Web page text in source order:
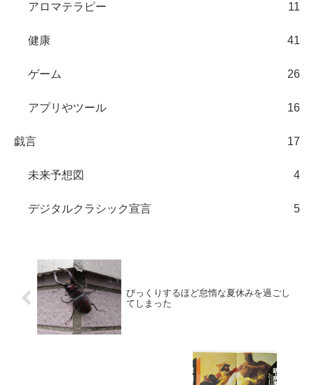
アロマテラピー 11
健康 41
ゲーム 26
アプリやツール 16
戯言 17
未来予想図 4
デジタルクラシック宣言 5
びっくりするほど怠惰な夏休みを過ごし
てしまった